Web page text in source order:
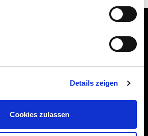
Details zeigen
Cookies zulassen
Gesellschaft für Außergerichtliche